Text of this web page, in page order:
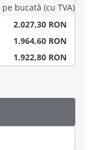
pe bucată (cu TVA)
2.027,30 RON
1.964,60 RON
1.922,80 RON